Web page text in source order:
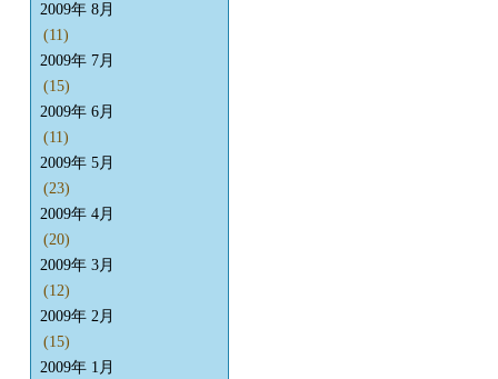
2009年 8月
(11)
2009年 7月
(15)
2009年 6月
(11)
2009年 5月
(23)
2009年 4月
(20)
2009年 3月
(12)
2009年 2月
(15)
2009年 1月